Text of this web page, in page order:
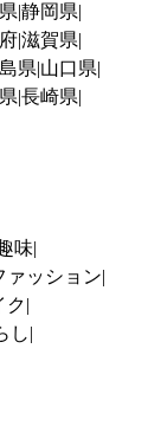
静岡県
滋賀県
県 山口県
長崎県
味
ァッション
ク
し